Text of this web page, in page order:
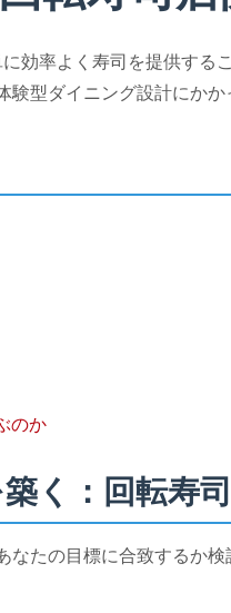
効率よく寿司を提供す
型ダイニング設計にかか
のか
く：回転寿
なたの目標に合致するか